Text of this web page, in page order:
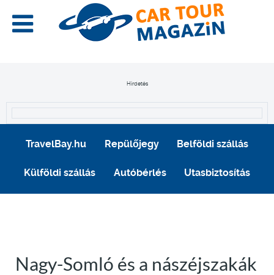
Hirdetés
TravelBay.hu Repülőjegy Belföldi szállás
Külföldi szállás Autóbérlés Utasbiztosítás
Nagy-Somló és a nászéjszakák